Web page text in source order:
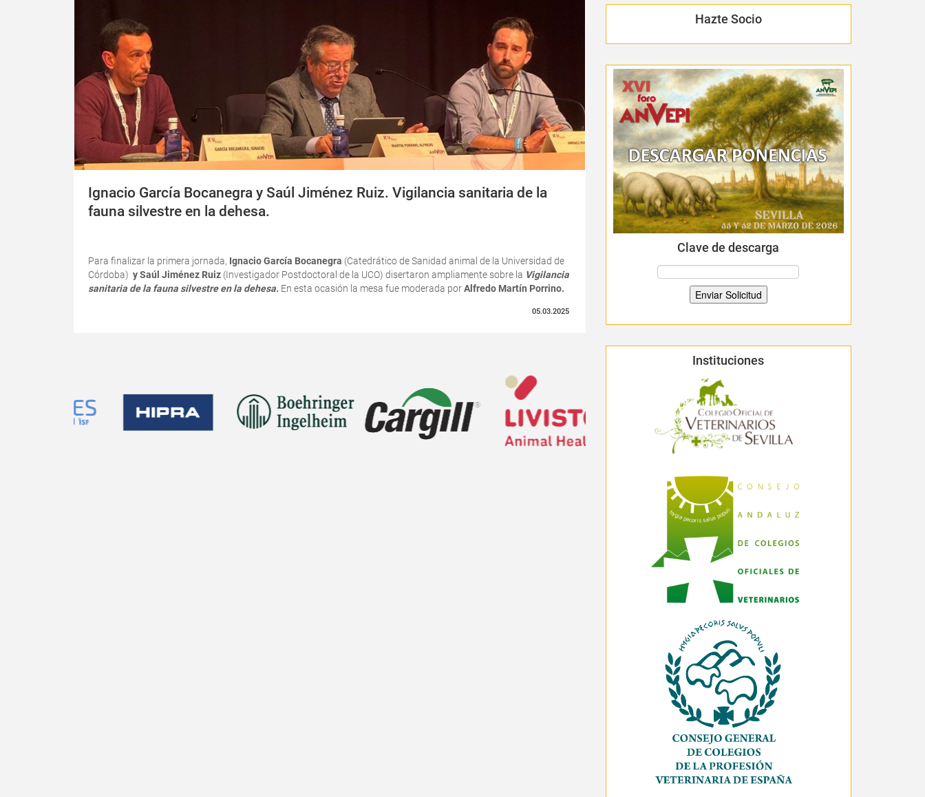
Ignacio García Bocanegra y Saúl Jiménez Ruiz. Vigilancia sanitaria de la
fauna silvestre en la dehesa.
Para finalizar la primera jornada, Ignacio García Bocanegra (Catedrático de Sanidad animal de la Universidad de
Córdoba) y Saúl Jiménez Ruiz (Investigador Postdoctoral de la UCO) disertaron ampliamente sobre la Vigilancia
sanitaria de la fauna silvestre en la dehesa. En esta ocasión la mesa fue moderada porAlfredo Martín Porrino.
05.03.2025
Hazte Socio
Clave de descarga
Instituciones